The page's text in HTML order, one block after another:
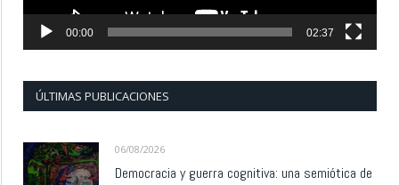
00:00 02:37
ÚLTIMAS PUBLICACIONES
06/08/2026
Democracia y guerra cognitiva: una semiótica de